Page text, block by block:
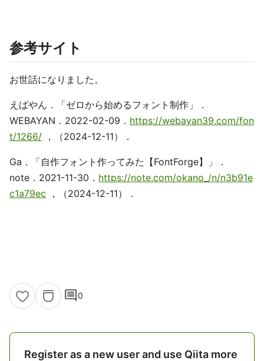
参考サイト
お世話になりました。
えばやん．「ゼロから始めるフォント制作」．
WEBAYAN．2022-02-09． https://webayan39.com/fon
t/1266/ ，（2024-12-11）．
Ga．「自作フォント作ってみた【FontForge】」．
note．2021-11-30． https://note.com/okano_/n/n3b91e
c1a79ec ，（2024-12-11）．
comment0
Register as a new user and use Qiita more